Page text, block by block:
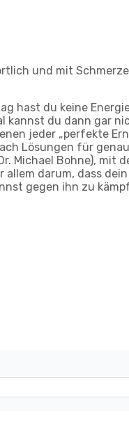
und mit
hast du keine
kannst du dann gar
jeder „perfekte
Lösungen für
Michael Bohne),
darum, dass
gegen ihn zu